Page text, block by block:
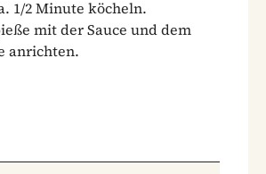
1/2 Minute köcheln.
mit der Sauce und dem
anrichten.